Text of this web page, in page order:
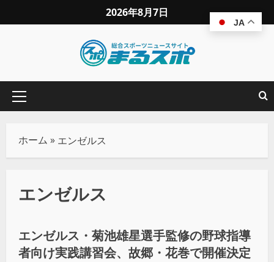
2026年8月7日
ホーム » エンゼルス
エンゼルス
スポーツビジネス
エンゼルス・菊池雄星選手監修の野球指導
者向け実践講習会、故郷・花巻で開催決定
JA